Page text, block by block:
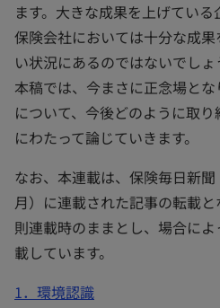
ます。大きな成果を上げてい
保険会社においては十分な成
い状況にあるのではないでしょ
本稿では、今まさに正念場と
について、今後どのように取
にわたって論じていきます。
なお、本連載は、保険毎日新
月）に連載された記事の転載
則連載時のままとし、場合に
載しています。
1．環境認識